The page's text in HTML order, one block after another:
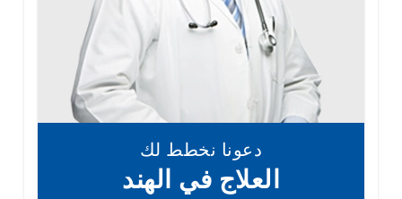
دعونا نخطط لك
العلاج في الهند